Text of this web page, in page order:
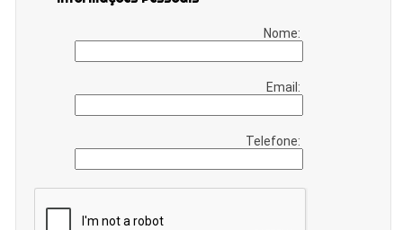
Nome:
Email:
Telefone: